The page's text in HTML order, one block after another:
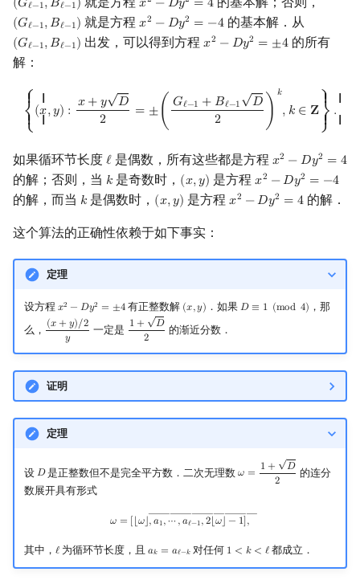
(𝐺ℓ−1,𝐵ℓ−1)
(Gℓ−1,Bℓ−1) 𝑥 −𝐷𝑦 = 4
x2 −D y2=4
(𝐺ℓ−1,𝐵ℓ−1)
(Gℓ−1,Bℓ−1) 就是方程𝑥2 −𝐷𝑦2 = −4
x2 −D y2=− 4 的基本解．从
(𝐺ℓ−1,𝐵ℓ−1)
(Gℓ−1,Bℓ−1) 出发，可以得到方程𝑥2 −𝐷𝑦2 = ±4
x2 −D y2=± 4
的所有
解：
⎧
{ {
⎨{ {
⎩
(𝑥,𝑦) : 𝑥+𝑦
√
𝐷
2
= ±( 𝐺ℓ−1 +𝐵ℓ−1
√
𝐷
2
)
𝑘
, 𝑘 ∈ 𝐙
⎫{ {
⎬
{ {
⎭
.
x x+y (G ℓ−1 ℓ− 1D k∈ Z}
如果循环节长度 ℓ
ℓ是偶数，所有这些都是方程 𝑥2 −𝐷𝑦2 = 4
x2 −D y2=4
的解；否则，当 𝑘
k 是奇数时， (𝑥,𝑦)
(x,y) 是方程 𝑥2 −𝐷𝑦2 = −4
x2 −Dy2=− 4
的解，而当 𝑘
k 是偶数时， (𝑥,𝑦)
(x,y) 是方程 𝑥2 −𝐷𝑦2 = 4
x2 −Dy2=4 的解．
这个算法的正确性依赖于如下事实：
定理
设方程 𝑥2 − 𝐷𝑦2 = ±4
x2 −D y2=± 4 有正整数解 (𝑥,𝑦)
(x,y) ．如果 𝐷 ≡ 1 (mod 4)
D≡1( mod4)
，那
么， (𝑥 + 𝑦)/2
𝑦
(x+y)/2y 一定是 1+
√
𝐷
2
1+D2 的渐近分数．
证明
定理
设 𝐷
D是正整数但不是完全平方数．二次无理数𝜔 = 1 +
√
𝐷
2
ω =1 +D2
的连分
数展开具有形式
𝜔 = [⌊𝜔⌋,
――――――――――
𝑎1,⋯ ,𝑎ℓ−1,2⌊𝜔⌋ − 1],
ω =[⌊ω⌋,a1,⋯,aℓ−1,2⌊ω⌋−1―],
其中， ℓ
ℓ为循环节长度，且 𝑎𝑘 = 𝑎ℓ−𝑘
ak =a ℓ−k 对任何 1 < 𝑘 < ℓ
1<k<ℓ 都成立．